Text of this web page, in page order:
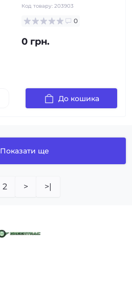
Код товару: 203903
0
0 грн.
До кошика
Показати ще
2 > >|